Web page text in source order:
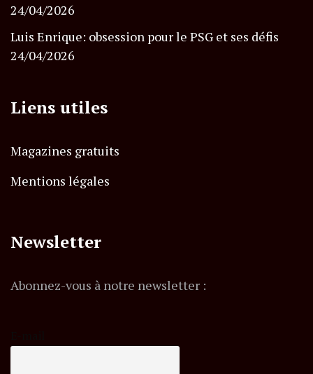
24/04/2026
Luis Enrique: obsession pour le PSG et ses défis
24/04/2026
Liens utiles
Magazines gratuits
Mentions légales
Newsletter
Abonnez-vous à notre newsletter :